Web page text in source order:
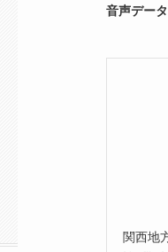
音声デー
関西地